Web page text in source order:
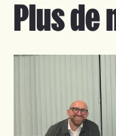
Plus de